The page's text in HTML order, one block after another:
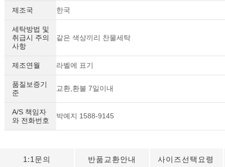
제조국 한국
세탁방법 및
취급시 주의
사항
같은 색상끼리 찬물세탁
제조연월 라벨에 표기
품질보증기
준
교환,환불 7일이내
A/S 책임자
와 전화번호
박예지 1588-9145
1:1문의 반품교환안내 사이즈선택요령